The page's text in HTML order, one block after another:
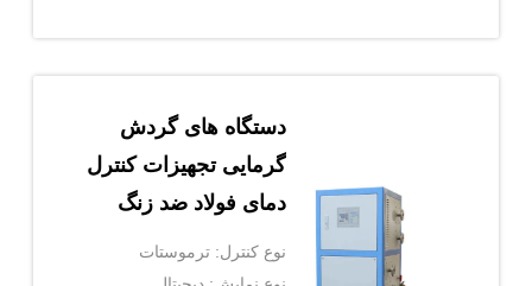
دستگاه های گردش
گرمایی تجهیزات کنترل
دمای فولاد ضد زنگ
نوع کنترل: ترموستات